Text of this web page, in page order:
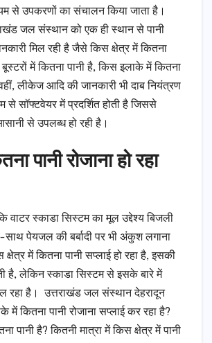
से उपकरणों का संचालन किया जाता है।
जल संस्थान को एक ही स्थान से पानी
मिल रही है जैसे किस क्षेत्र में कितना
में कितना पानी है, किस इलाके में कितना
लीकेज आदि की जानकारी भी दाब नियंत्रण
से सॉफ्टवेयर में प्रदर्शित होती है जिससे
से उपलब्ध हो रही है।
पानी रोजाना हो रहा
वाटर स्काडा सिस्टम का मूल उद्देश्य बिजली
पेयजल की बर्बादी पर भी अंकुश लगाना
में कितना पानी सप्लाई हो रहा है, इसकी
है, लेकिन स्काडा सिस्टम से इसके बारे में
रहा है। उत्तराखंड जल संस्थान देहरादून
कितना पानी रोजाना सप्लाई कर रहा है?
पानी है? कितनी मात्रा में किस क्षेत्र में पानी